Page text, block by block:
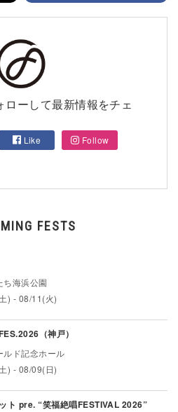
ーして最新情報をチェ
Like Follow
FESTS
ち海浜公園
) - 08/11(火)
（神戸）
ルド記念ホール
) - 08/09(日)
ト pre. “笑福絶唱FESTIVAL 2026”